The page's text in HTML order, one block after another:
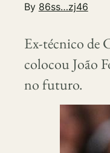
By 86ss…zj46
Ex-técnico de
colocou João
no futuro.